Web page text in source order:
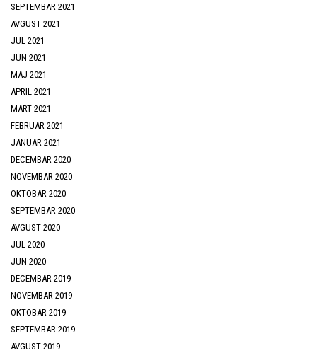
SEPTEMBAR 2021
AVGUST 2021
JUL 2021
JUN 2021
MAJ 2021
APRIL 2021
MART 2021
FEBRUAR 2021
JANUAR 2021
DECEMBAR 2020
NOVEMBAR 2020
OKTOBAR 2020
SEPTEMBAR 2020
AVGUST 2020
JUL 2020
JUN 2020
DECEMBAR 2019
NOVEMBAR 2019
OKTOBAR 2019
SEPTEMBAR 2019
AVGUST 2019